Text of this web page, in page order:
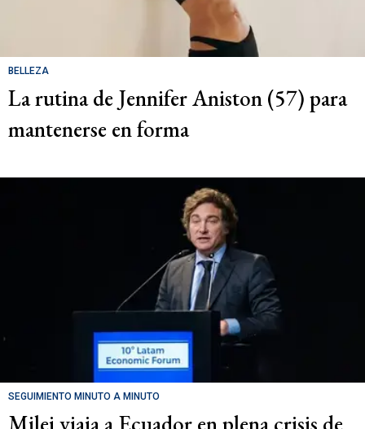
BELLEZA
La rutina de Jennifer Aniston (57) para
mantenerse en forma
SEGUIMIENTO MINUTO A MINUTO